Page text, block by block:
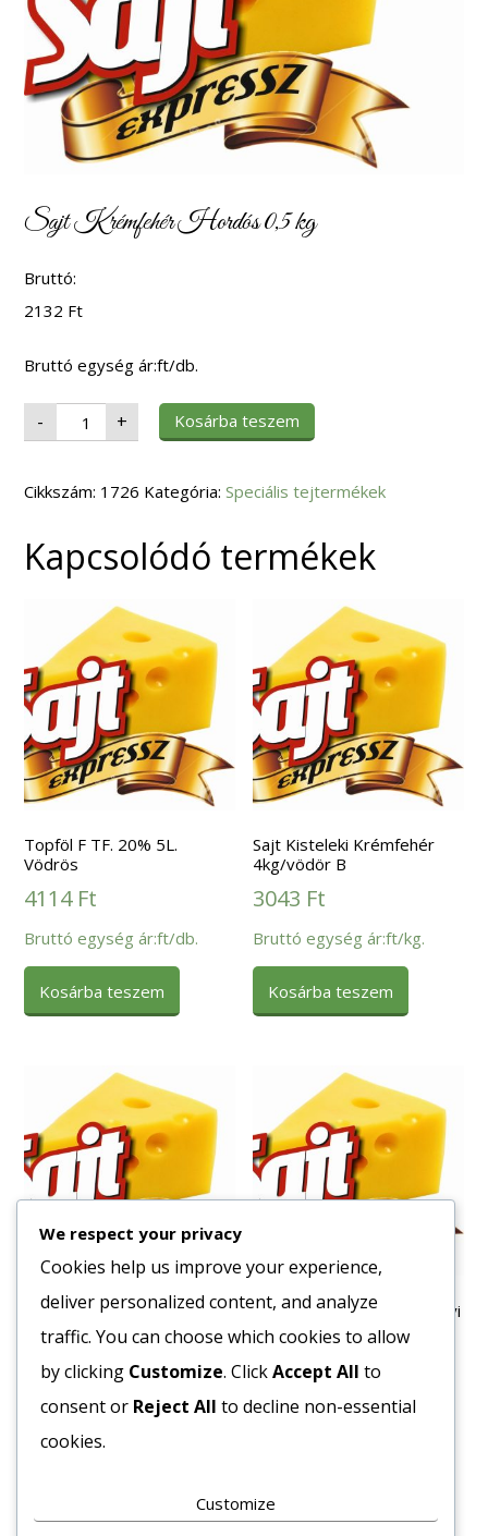
Sajt Krémfehér Hordós 0,5 kg
Bruttó:
2132 Ft
Bruttó egység ár:ft/db.
- Sajt
Krémfehér
Hordós
mennyiség
+ Kosárba teszem
Cikkszám: 1726 Kategória:Speciális tejtermékek
Kapcsolódó termékek
Topföl F TF. 20% 5L.
Vödrös
4114 Ft
Bruttó egység ár:ft/db.
Kosárba teszem
Sajt Kisteleki Krémfehér
4kg/vödör B
3043 Ft
Bruttó egység ár:ft/kg.
Kosárba teszem
Sajt Kőröstej Krémfehér
4kg/vödör
10621Ft
Bruttó egység ár:ft/db.
Tejszín Főző Debic Növényi
1L
1828Ft
Bruttó egység ár:ft/db.
We respect your privacy
Cookies help us improve your experience,
deliver personalized content, and analyze
traffic. You can choose which cookies to allow
by clicking Customize. ClickAccept All to
consent or Reject All to decline non-essential
cookies.
Customize